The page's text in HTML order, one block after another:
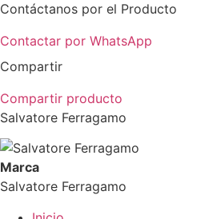
Contáctanos por el Producto
Contactar por WhatsApp
Compartir
Compartir producto
Salvatore Ferragamo
Marca
Salvatore Ferragamo